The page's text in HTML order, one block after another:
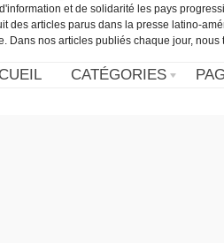
et de solidarité les pays
des articles parus dans la presse latino-
Dans nos articles publiés chaque jour,
CATÉGORIES